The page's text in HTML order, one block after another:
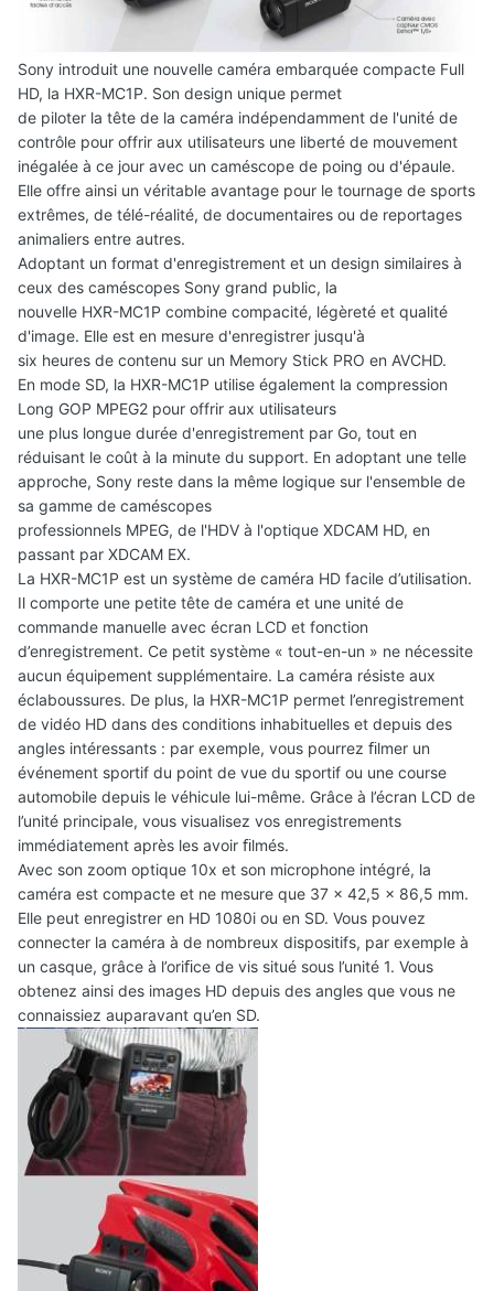
Sony introduit une nouvelle caméra embarquée compacte Full
HD, la HXR-MC1P. Son design unique permet
de piloter la tête de la caméra indépendamment de l'unité de
contrôle pour offrir aux utilisateurs une liberté de mouvement
inégalée à ce jour avec un caméscope de poing ou d'épaule.
Elle offre ainsi un véritable avantage pour le tournage de sports
extrêmes, de télé-réalité, de documentaires ou de reportages
animaliers entre autres.
Adoptant un format d'enregistrement et un design similaires à
ceux des caméscopes Sony grand public, la
nouvelle HXR-MC1P combine compacité, légèreté et qualité
d'image. Elle est en mesure d'enregistrer jusqu'à
six heures de contenu sur un Memory Stick PRO en AVCHD.
En mode SD, la HXR-MC1P utilise également la compression
Long GOP MPEG2 pour offrir aux utilisateurs
une plus longue durée d'enregistrement par Go, tout en
réduisant le coût à la minute du support. En adoptant une telle
approche, Sony reste dans la même logique sur l'ensemble de
sa gamme de caméscopes
professionnels MPEG, de l'HDV à l'optique XDCAM HD, en
passant par XDCAM EX.
La HXR-MC1P est un système de caméra HD facile d’utilisation.
Il comporte une petite tête de caméra et une unité de
commande manuelle avec écran LCD et fonction
d’enregistrement. Ce petit système « tout-en-un » ne nécessite
aucun équipement supplémentaire. La caméra résiste aux
éclaboussures. De plus, la HXR-MC1P permet l’enregistrement
de vidéo HD dans des conditions inhabituelles et depuis des
angles intéressants : par exemple, vous pourrez ﬁlmer un
événement sportif du point de vue du sportif ou une course
automobile depuis le véhicule lui-même. Grâce à l’écran LCD de
l’unité principale, vous visualisez vos enregistrements
immédiatement après les avoir ﬁlmés.
Avec son zoom optique 10x et son microphone intégré, la
caméra est compacte et ne mesure que 37 x 42,5 x 86,5 mm.
Elle peut enregistrer en HD 1080i ou en SD. Vous pouvez
connecter la caméra à de nombreux dispositifs, par exemple à
un casque, grâce à l’oriﬁce de vis situé sous l’unité 1. Vous
obtenez ainsi des images HD depuis des angles que vous ne
connaissiez auparavant qu’en SD.